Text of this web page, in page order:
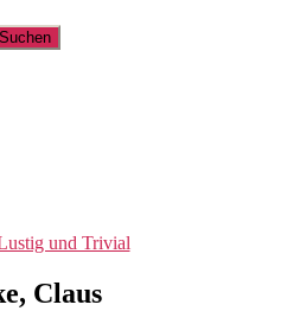
Kategorien
und Trivial
Claus